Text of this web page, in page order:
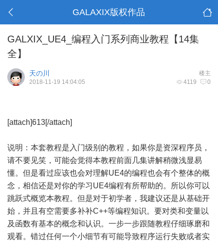
GALAXIX版权作品
GALXIX_UE4_编程入门系列商业教程【14集
全】
楼主
天の川
4119 0
2018-11-19 14:04:05
[attach]613[/attach]
说明：本套教程是入门级别的教程，如果你是资深程序员，
请不要见笑，可能会觉得本教程前面几集讲解稍微浅显易
懂。但是看过应该也会对理解UE4的编程也会有个整体的概
念，相信还是对你的学习UE4编程有所帮助的。所以你可以
跳跃式概览本教程。但是对于初学者，我建议还是从基础开
始，并且有空需要多补补C++等编程知识。要对类和变量以
及函数有基本的概念和认识。一步一步跟随教程仔细琢磨和
观看。错过任何一个小细节有可能导致程序运行失败或者实